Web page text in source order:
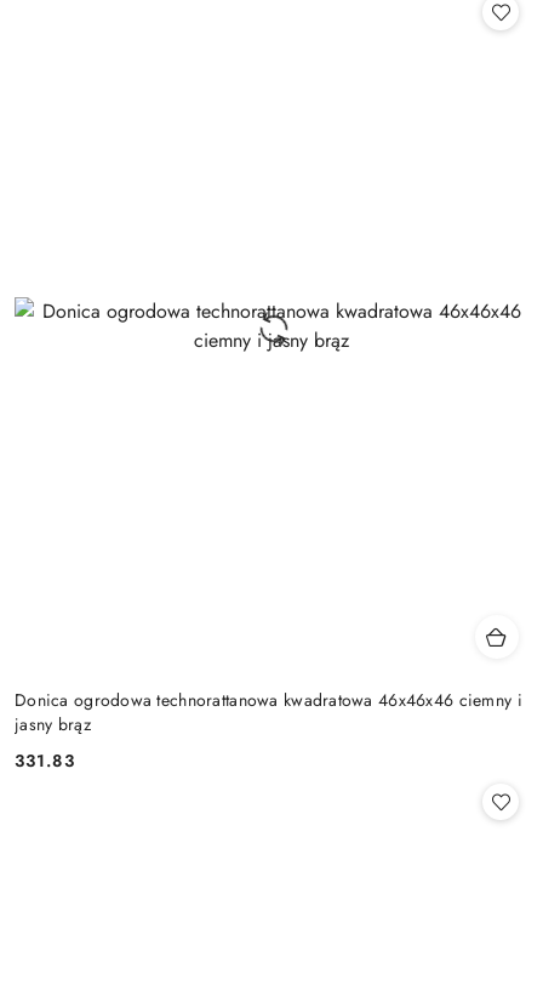
Donica ogrodowa technorattanowa kwadratowa 46x46x46 ciemny i
jasny brąz
Cena:
331.83